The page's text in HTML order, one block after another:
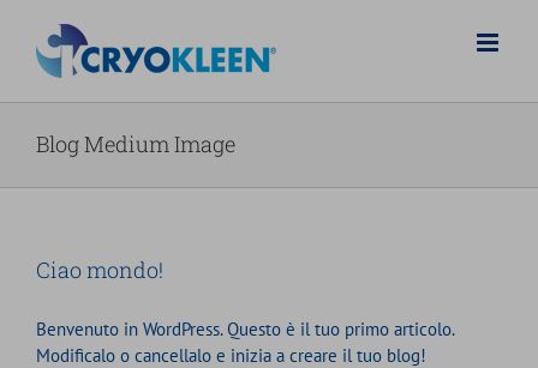
contenuto
Blog Medium Image
Ciao mondo!
Benvenuto in WordPress. Questo è il tuo primo articolo.
Modificalo o cancellalo e inizia a creare il tuo blog!